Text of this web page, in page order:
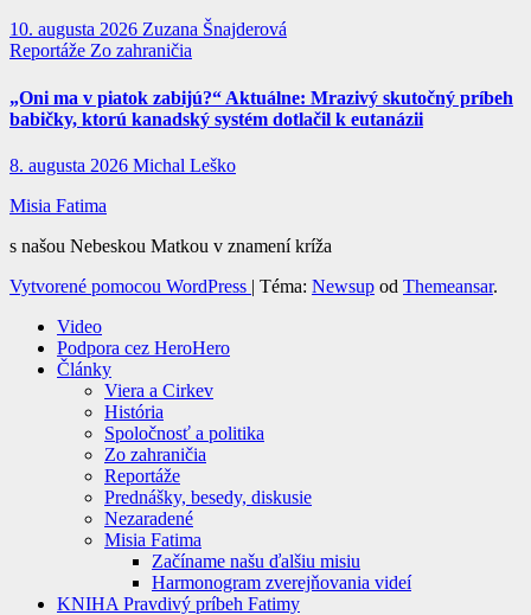
10. augusta 2026 Zuzana Šnajderová
Reportáže Zo zahraničia
„Oni ma v piatok zabijú?“ Aktuálne: Mrazivý skutočný príbeh
babičky, ktorú kanadský systém dotlačil k eutanázii
8. augusta 2026 Michal Leško
Misia Fatima
s našou Nebeskou Matkou v znamení kríža
Vytvorené pomocou WordPress | Téma: Newsup od Themeansar.
Video
Podpora cez HeroHero
Články
Viera a Cirkev
História
Spoločnosť a politika
Zo zahraničia
Reportáže
Prednášky, besedy, diskusie
Nezaradené
Misia Fatima
Začíname našu ďalšiu misiu
Harmonogram zverejňovania videí
KNIHA Pravdivý príbeh Fatimy